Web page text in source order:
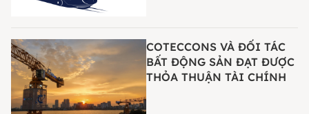
COTECCONS VÀ ĐỐI TÁC
BẤT ĐỘNG SẢN ĐẠT ĐƯỢC
THỎA THUẬN TÀI CHÍNH